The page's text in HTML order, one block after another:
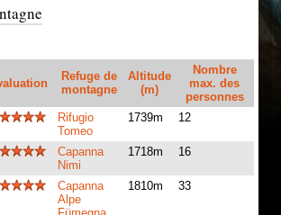
Refuge de
montagne
Altitude
(m)
Nombre
max. des
personnes
Rifugio
Tomeo
1739m 12
Capanna
Nimi
1718m 16
Capanna
Alpe
1810m 33